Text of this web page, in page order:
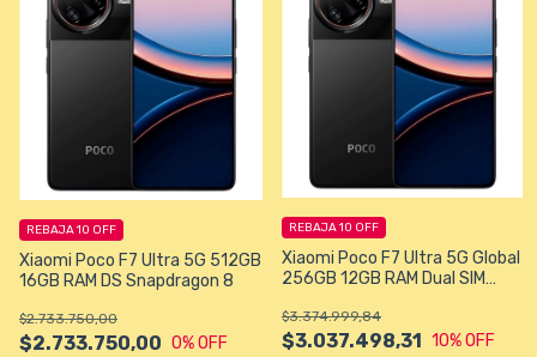
Xiaomi Poco F7 Ultra 5G 512GB
16GB RAM DS Snapdragon 8
$2.733.750,00
$2.733.750,00
0% OFF
REBAJA 10 OFF
Xiaomi Poco F7 Ultra 5G Global
256GB 12GB RAM Dual SIM
SM8750-AB Snapdragon 8
Elite (3 nm) - Negro
$3.037.498,31
$3.374.999,84
10% OFF
REBAJA 10 OFF